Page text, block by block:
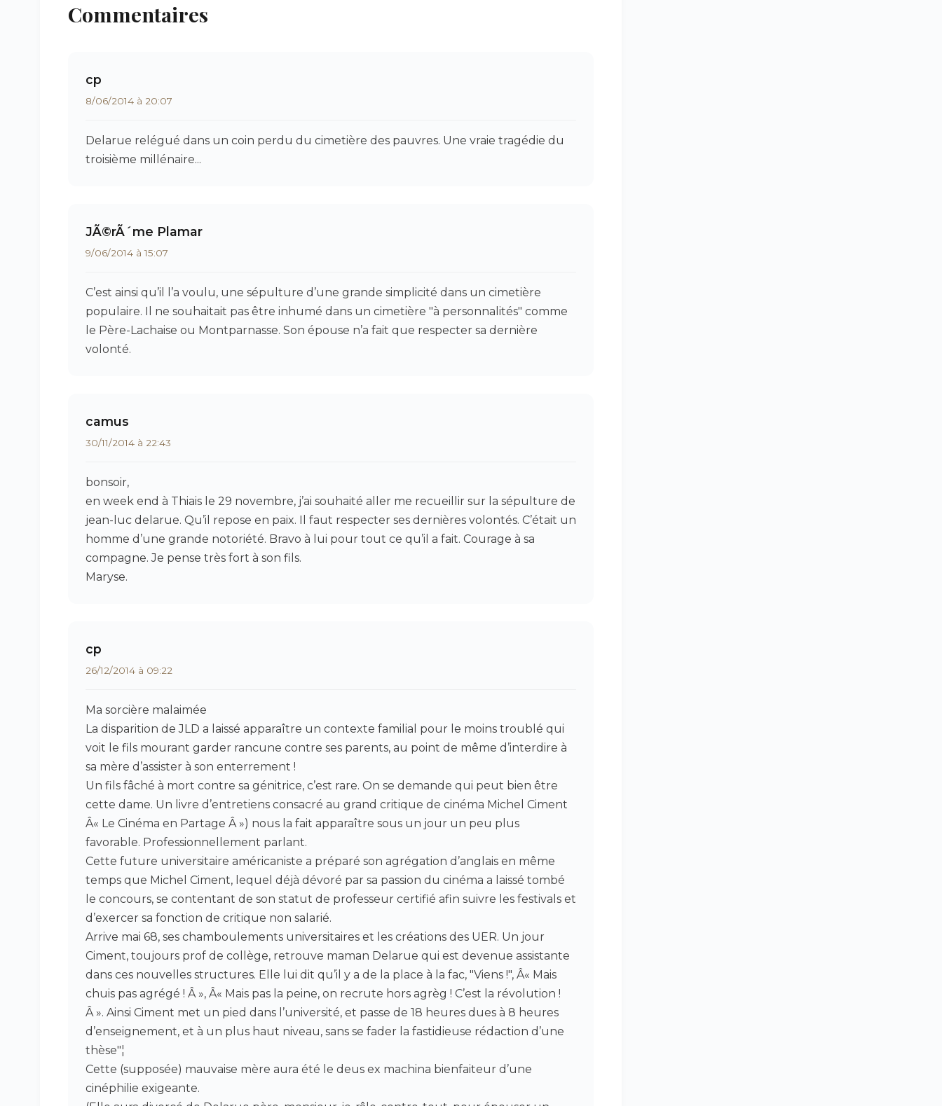
Commentaires
cp
8/06/2014 à 20:07
Delarue relégué dans un coin perdu du cimetière des pauvres. Une vraie tragédie du
troisième millénaire...
JÃ©rÃ´me Plamar
9/06/2014 à 15:07
C’est ainsi qu’il l’a voulu, une sépulture d’une grande simplicité dans un cimetière
populaire. Il ne souhaitait pas être inhumé dans un cimetière "à personnalités" comme
le Père-Lachaise ou Montparnasse. Son épouse n’a fait que respecter sa dernière
volonté.
camus
30/11/2014 à 22:43
bonsoir,
en week end à Thiais le 29 novembre, j’ai souhaité aller me recueillir sur la sépulture de
jean-luc delarue. Qu’il repose en paix. Il faut respecter ses dernières volontés. C’était un
homme d’une grande notoriété. Bravo à lui pour tout ce qu’il a fait. Courage à sa
compagne. Je pense très fort à son fils.
Maryse.
cp
26/12/2014 à 09:22
Ma sorcière malaimée
La disparition de JLD a laissé apparaître un contexte familial pour le moins troublé qui
voit le fils mourant garder rancune contre ses parents, au point de même d’interdire à
sa mère d’assister à son enterrement !
Un fils fâché à mort contre sa génitrice, c’est rare. On se demande qui peut bien être
cette dame. Un livre d’entretiens consacré au grand critique de cinéma Michel Ciment
Â« Le Cinéma en Partage Â ») nous la fait apparaître sous un jour un peu plus
favorable. Professionnellement parlant.
Cette future universitaire américaniste a préparé son agrégation d’anglais en même
temps que Michel Ciment, lequel déjà dévoré par sa passion du cinéma a laissé tombé
le concours, se contentant de son statut de professeur certifié afin suivre les festivals et
d’exercer sa fonction de critique non salarié.
Arrive mai 68, ses chamboulements universitaires et les créations des UER. Un jour
Ciment, toujours prof de collège, retrouve maman Delarue qui est devenue assistante
dans ces nouvelles structures. Elle lui dit qu’il y a de la place à la fac, "Viens !", Â« Mais
chuis pas agrégé ! Â », Â« Mais pas la peine, on recrute hors agrèg ! C’est la révolution !
Â ». Ainsi Ciment met un pied dans l’université, et passe de 18 heures dues à 8 heures
d’enseignement, et à un plus haut niveau, sans se fader la fastidieuse rédaction d’une
thèse"¦
Cette (supposée) mauvaise mère aura été le deus ex machina bienfaiteur d’une
cinéphilie exigeante.